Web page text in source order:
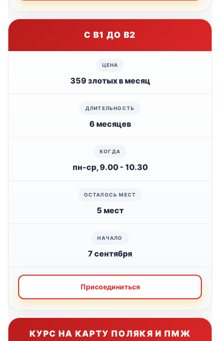
С B1 ДО B2
359 злотых в месяц
6 месяцев
пн-ср, 9.00 - 10.30
5 мест
7 сентября
Присоединиться
КУРС НА КАРТУ ПОЛЯКЯ И ПМЖ